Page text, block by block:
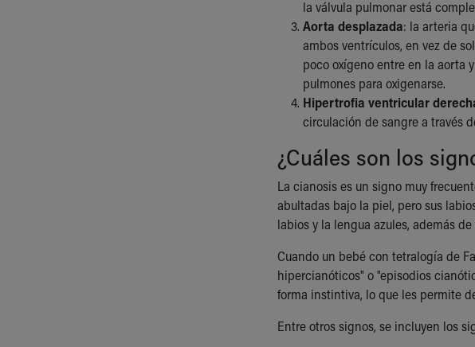
la válvula pulmonar está
Aorta desplazada: la arteria
ambos ventrículos, en vez de
poco oxígeno entre en la aorta
pulmones para oxigenarse.
Hipertrofia ventricular
circulación de sangre a través
¿Cuáles son los
La cianosis es un signo muy
abultadas bajo la piel, pero sus
labios y la lengua azules, además
Cuando un bebé con tetralogía de
hipercianóticos" o "episodios
forma instintiva, lo que les permite
Entre otros signos, se incluyen los